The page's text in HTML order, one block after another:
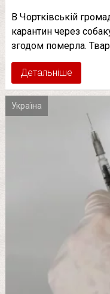
В Чортківській
карантин через
згодом померла.
Детальніше
Україна